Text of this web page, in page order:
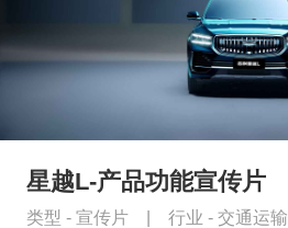
星越L-产品功能宣传片
类型 - 宣传片 行业 - 交通运输